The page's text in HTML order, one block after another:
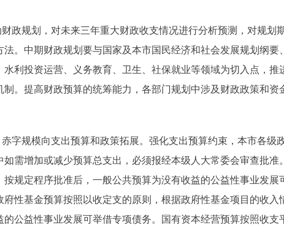
规划，对未来三年重大财政收支情况进行分析预测，对规划
。中期财政规划要与国家及本市国民经济和社会发展规划纲要
利投资运营、义务教育、卫生、社保就业等领域为切入点，推
。提高财政预算的统筹能力，各部门规划中涉及财政政策和资
规模向支出预算和政策拓展。强化支出预算约束，本市各级
需增加或减少预算总支出，必须报经本级人大常委会审查批准
规定程序批准后，一般公共预算为没有收益的公益性事业发展
性基金预算按照以收定支的原则，根据政府性基金项目的收入
公益性事业发展可举借专项债务。国有资本经营预算按照收支